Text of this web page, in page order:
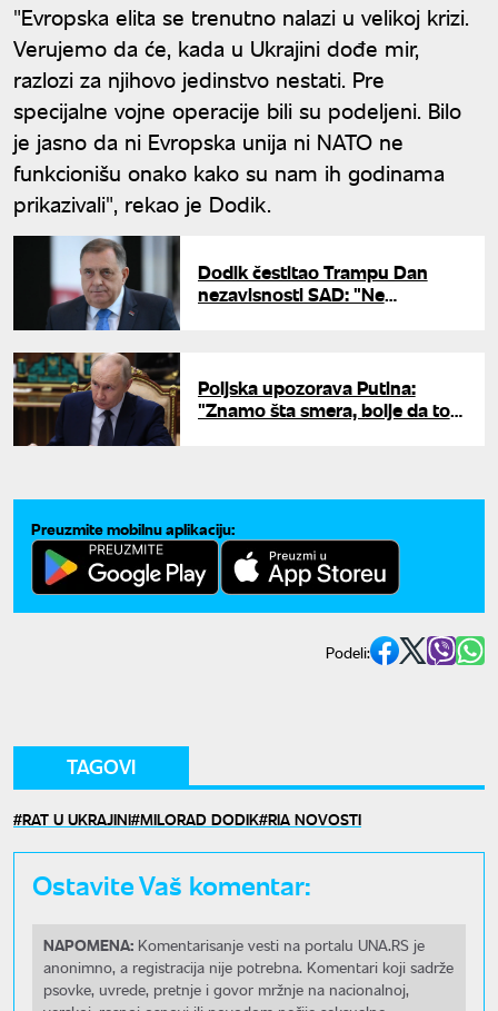
"Evropska elita se trenutno nalazi u velikoj krizi.
Verujemo da će, kada u Ukrajini dođe mir,
razlozi za njihovo jedinstvo nestati. Pre
specijalne vojne operacije bili su podeljeni. Bilo
je jasno da ni Evropska unija ni NATO ne
funkcionišu onako kako su nam ih godinama
prikazivali", rekao je Dodik.
Dodik čestitao Trampu Dan
nezavisnosti SAD: "Ne
Poljska upozorava Putina:
"Znamo šta smera, bolje da to
Preuzmite mobilnu aplikaciju:
Podeli:
TAGOVI
RAT U UKRAJINI MILORAD DODIK RIA NOVOSTI
Ostavite Vaš komentar:
NAPOMENA: Komentarisanje vesti na portalu UNA.RS je
anonimno, a registracija nije potrebna. Komentari koji sadrže
psovke, uvrede, pretnje i govor mržnje na nacionalnoj,